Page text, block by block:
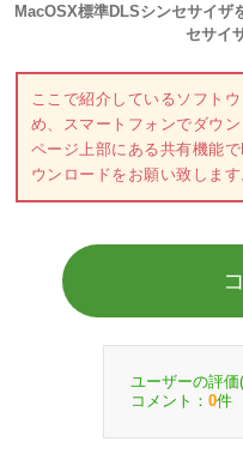
MacOSX標準DLSシンセサイザ
セサイ
ここで紹介しているソフト
め、スマートフォンでダウ
ページ上部にある共有機能
ウンロードをお願い致します
ユーザーの評価(
コメント： 0件